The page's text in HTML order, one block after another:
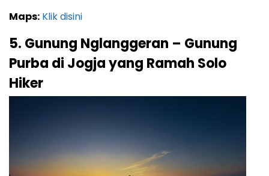
Maps: Klik disini
5. Gunung Nglanggeran – Gunung
Purba di Jogja yang Ramah Solo
Hiker